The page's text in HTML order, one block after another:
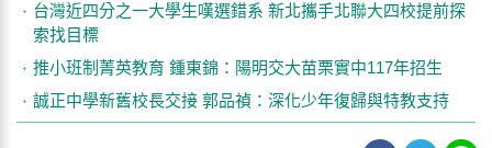
台灣近四分之一大學生嘆選錯系 新北攜手北聯大四校提前探
索找目標
推小班制菁英教育 鍾東錦：陽明交大苗栗實中117年招生
誠正中學新舊校長交接 郭品禎：深化少年復歸與特教支持